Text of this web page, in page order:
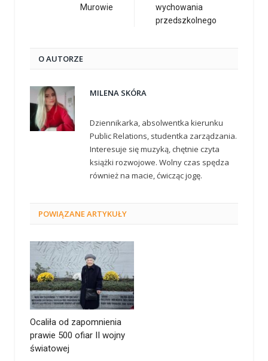
Murowie
wychowania
przedszkolnego
O AUTORZE
MILENA SKÓRA
Dziennikarka, absolwentka kierunku
Public Relations, studentka zarządzania.
Interesuje się muzyką, chętnie czyta
książki rozwojowe. Wolny czas spędza
również na macie, ćwicząc jogę.
POWIĄZANEARTYKUŁY
Ocaliła od zapomnienia
prawie 500 ofiar II wojny
światowej